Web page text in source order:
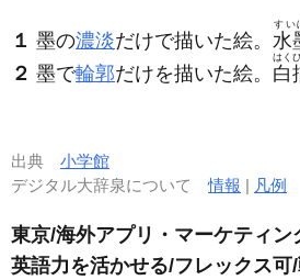
１ 墨の濃淡だけで描いた絵。 水
すい
２ 墨で輪郭だけを描いた絵。 白
はく
出典 小学館
デジタル大辞泉について情報 | 凡例
東京/海外アプリ・マーケティン
英語力を活かせる/フレックス